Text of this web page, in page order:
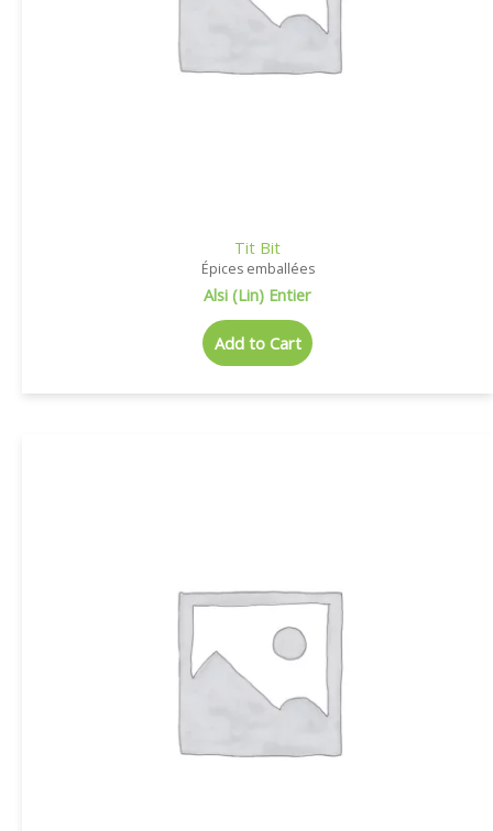
Tit Bit
Épices emballées
Alsi (Lin) Entier
Add to Cart